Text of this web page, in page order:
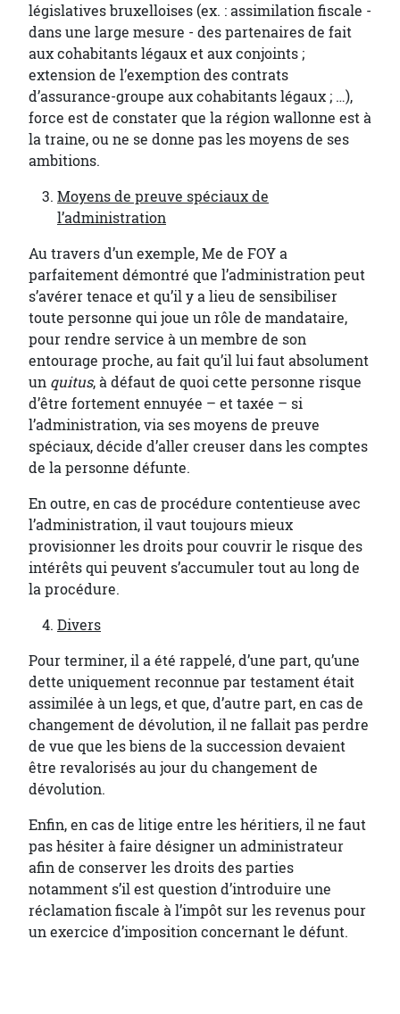
législatives bruxelloises (ex. : assimilation fiscale -
dans une large mesure - des partenaires de fait
aux cohabitants légaux et aux conjoints ;
extension de l’exemption des contrats
d’assurance-groupe aux cohabitants légaux ; …),
force est de constater que la région wallonne est à
la traine, ou ne se donne pas les moyens de ses
ambitions.
Moyens de preuve spéciaux de
l’administration
Au travers d’un exemple, Me de FOY a
parfaitement démontré que l’administration peut
s’avérer tenace et qu’il y a lieu de sensibiliser
toute personne qui joue un rôle de mandataire,
pour rendre service à un membre de son
entourage proche, au fait qu’il lui faut absolument
un quitus, à défaut de quoi cette personne risque
d’être fortement ennuyée – et taxée – si
l’administration, via ses moyens de preuve
spéciaux, décide d’aller creuser dans les comptes
de la personne défunte.
En outre, en cas de procédure contentieuse avec
l’administration, il vaut toujours mieux
provisionner les droits pour couvrir le risque des
intérêts qui peuvent s’accumuler tout au long de
la procédure.
Divers
Pour terminer, il a été rappelé, d’une part, qu’une
dette uniquement reconnue par testament était
assimilée à un legs, et que, d’autre part, en cas de
changement de dévolution, il ne fallait pas perdre
de vue que les biens de la succession devaient
être revalorisés au jour du changement de
dévolution.
Enfin, en cas de litige entre les héritiers, il ne faut
pas hésiter à faire désigner un administrateur
afin de conserver les droits des parties
notamment s’il est question d’introduire une
réclamation fiscale à l’impôt sur les revenus pour
un exercice d’imposition concernant le défunt.